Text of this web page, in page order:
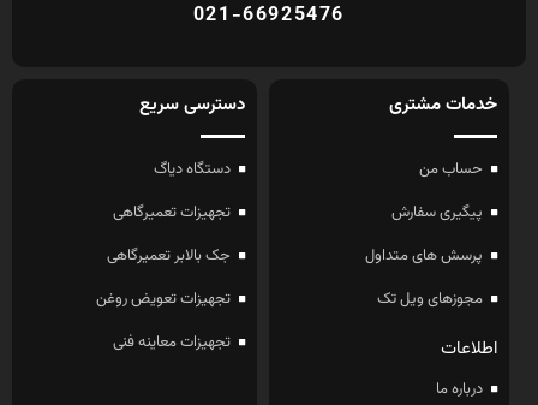
021-66925476
خدمات مشتری
حساب من
پیگیری سفارش
پرسش های متداول
مجوزهای ویل تک
اطلاعات
درباره ما
دسترسی سریع
دستگاه دیاگ
تجهیزات تعمیرگاهی
جک بالابر تعمیرگاهی
تجهیزات تعویض روغن
تجهیزات معاینه فنی